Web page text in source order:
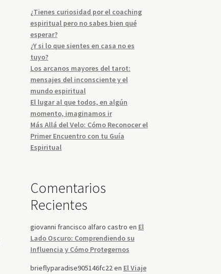
¿Tienes curiosidad por el coaching
espiritual pero no sabes bien qué
esperar?
¿Y si lo que sientes en casa no es
tuyo?
Los arcanos mayores del tarot:
mensajes del inconsciente y el
mundo espiritual
El lugar al que todos, en algún
momento, imaginamos ir
Más Allá del Velo: Cómo Reconocer el
Primer Encuentro con tu Guía
Espiritual
Comentarios
Recientes
giovanni francisco alfaro castro en El
Lado Oscuro: Comprendiendo su
Influencia y Cómo Protegernos
brieflyparadise905146fc22en El Viaje